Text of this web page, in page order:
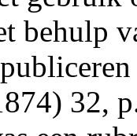
behulp
32,